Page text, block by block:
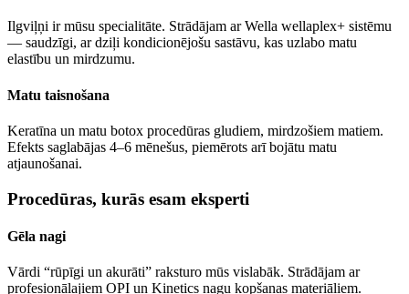
Ilgviļņi ir mūsu specialitāte. Strādājam ar Wella wellaplex+ sistēmu
— saudzīgi, ar dziļi kondicionējošu sastāvu, kas uzlabo matu
elastību un mirdzumu.
Matu taisnošana
Keratīna un matu botox procedūras gludiem, mirdzošiem matiem.
Efekts saglabājas 4–6 mēnešus, piemērots arī bojātu matu
atjaunošanai.
Procedūras, kurās esam eksperti
Gēla nagi
Vārdi “rūpīgi un akurāti” raksturo mūs vislabāk. Strādājam ar
profesionālajiem OPI un Kinetics nagu kopšanas materiāliem.